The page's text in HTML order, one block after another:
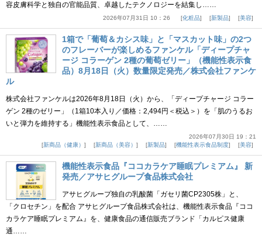
容皮膚科学と独自の官能品質、卓越したテクノロジーを結集し……
2026年07月31日 10：26 化粧品 新製品 美容
1箱で「葡萄＆カシス味」と「マスカット味」の2つ
のフレーバーが楽しめるファンケル「ディープチャ
ージ コラーゲン 2種の葡萄ゼリー」（機能性表示食
品）8月18日（火）数量限定発売／株式会社ファンケ
ル
株式会社ファンケルは2026年8月18日（火）から、「ディープチャージ コラー
ゲン 2種のゼリー」（1箱10本入り／価格：2,494円＜税込＞）を「肌のうるお
いと弾力を維持する」機能性表示食品として、……
2026年07月30日 19：21
新商品（健康）
新商品（美容） 新製品 機能性表示食品制度 美容
機能性表示食品『ココカラケア睡眠プレミアム』 新
発売／アサヒグループ食品株式会社
アサヒグループ独自の乳酸菌「ガセリ菌CP2305株」と、
「クロセチン」を配合 アサヒグループ食品株式会社は、機能性表示食品『ココ
カラケア睡眠プレミアム』を、健康食品の通信販売ブランド「カルピス健康
通……